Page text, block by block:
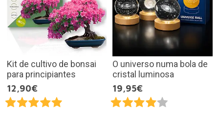
Kit de cultivo de bonsai
para principiantes
12,90€
O universo numa bola de
cristal luminosa
19,95€